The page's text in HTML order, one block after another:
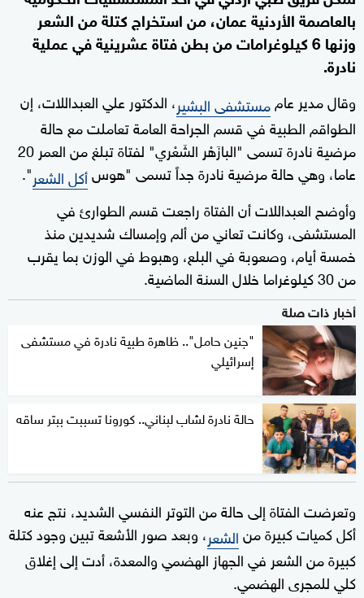
بالعاصمة الأردنية عمان، من استخراج كتلة من الشعر
وزنها 6 كيلوغرامات من بطن فتاة عشرينية في عملية
نادرة.
وقال مدير عاممستشفى البشير، الدكتور علي العبداللات، إن
الطواقم الطبية في قسم الجراحة العامة تعاملت مع حالة
مرضية نادرة تسمى "البازَهْر الشَعْري" لفتاة تبلغ من العمر 20
عاما، وهي حالة مرضية نادرة جداً تسمى "هوسأكل الشعر".
وأوضح العبداللات أن الفتاة راجعت قسم الطوارئ في
المستشفى، وكانت تعاني من ألم وإمساك شديدين منذ
خمسة أيام، وصعوبة في البلع، وهبوط في الوزن بما يقرب
من 30 كيلوغراما خلال السنة الماضية.
أخبار ذات صلة
"جنين حامل".. ظاهرة طبية نادرة في مستشفى
إسرائيلي
حالة نادرة لشاب لبناني.. كورونا تسببت ببتر ساقه
وتعرضت الفتاة إلى حالة من التوتر النفسي الشديد، نتج عنه
أكل كميات كبيرة منالشعر، وبعد صور الأشعة تبين وجود كتلة
كبيرة من الشعر في الجهاز الهضمي والمعدة، أدت إلى إغلاق
كلي للمجرى الهضمي.